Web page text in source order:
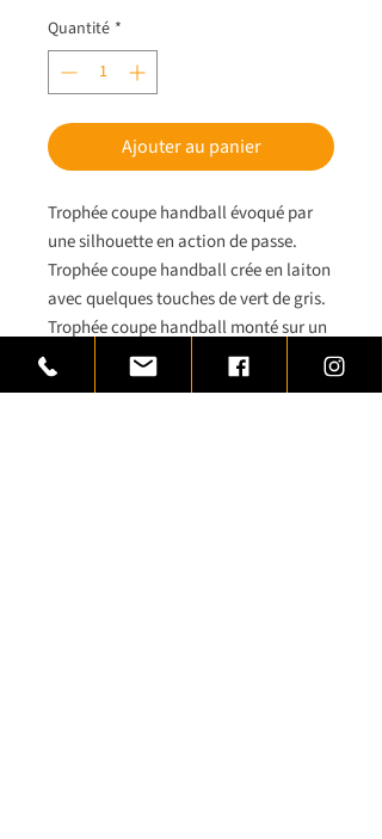
Quantité *
Ajouter au panier
Trophée coupe handball évoqué par
une silhouette en action de passe.
Trophée coupe handball crée en laiton
avec quelques touches de vert de gris.
Trophée coupe handball monté sur un
socle de marbre noir veiné de blanc. 4
hauteurs disponibles dans ce trophée